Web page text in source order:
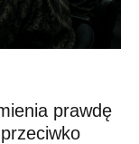
prawdę